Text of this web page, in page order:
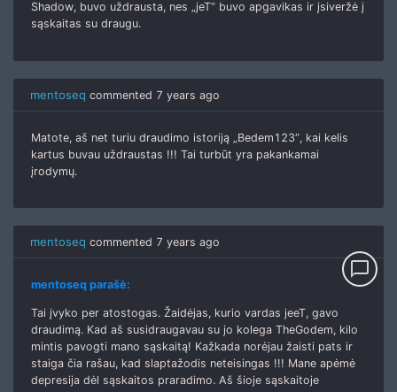
Shadow, buvo uždrausta, nes „jeT“ buvo apgavikas ir įsiveržė į
sąskaitas su draugu.
mentoseq commented 7 years ago
Matote, aš net turiu draudimo istoriją „Bedem123“, kai kelis
kartus buvau uždraustas !!! Tai turbūt yra pakankamai
įrodymų.
mentoseq commented 7 years ago
mentoseq parašė:
Tai įvyko per atostogas. Žaidėjas, kurio vardas jeeT, gavo
draudimą. Kad aš susidraugavau su jo kolega TheGodem, kilo
mintis pavogti mano sąskaitą! Kažkada norėjau žaisti pats ir
staiga čia rašau, kad slaptažodis neteisingas !!! Mane apėmė
depresija dėl sąskaitos praradimo. Aš šioje sąskaitoje
chat_bubble_outline